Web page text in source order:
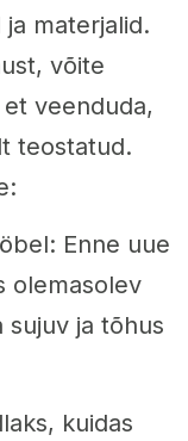
materjalid.
võite
veenduda,
teostatud.
Enne uue
olemasolev
sujuv ja tõhus
kuidas